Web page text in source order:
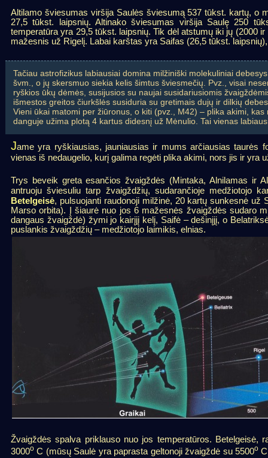
Altilamo šviesumas viršija Saulės šviesumą 537 tūkst. kartų, o
27,5 tūkst. laipsnių. Altinako šviesumas viršija Saulę 250
temperatūra yra 29,5 tūkst. laipsnių. Tik dėl atstumų iki jų (2000
mažesnis už Rigelį. Labai karštas yra Saifas (26,5 tūkst.
Tačiau astrofizikus labiausiai domina milžiniški molekuliniai
švm., o jų skersmuo siekia kelis šimtus šviesmečių. Pvz., visai
ryškios ūkų dėmės, susijusios su naujai susidariusiomis
išmestos greitos čiurkšlės susiduria su gretimais dujų ir dilkių
Vieni ūkai matomi per žiūronus, o kiti (pvz., M42) – plika akimi,
danguje užima plotą 4 kartus didesnį už Mėnulio. Tai vienas
Jame yra ryškiausias, jauniausias ir mums arčiausias taurės
vienas iš nedaugelio, kurį galima regėti plika akimi, nors jis ir yra
Trys beveik greta esančios žvaigždės (Mintaka, Alnilamas ir
antruoju šviesuliu tarp žvaigždžių, sudarančioje medžiotojo
Betelgeisė, pulsuojanti raudonoji milžinė, 20 kartų sunkesnė už
Marso orbita). Į šiaurė nuo jos 6 mažesnės žvaigždės sudaro
dangaus žvaigždė) žymi jo kairįjį kelį, Saifė – dešinįjį, o
puslankis žvaigždžių – medžiotojo laimikis, elnias.
Žvaigždės spalva priklauso nuo jos temperatūros. Betelgeisė,
3000o C (mūsų Saulė yra paprasta geltonoji žvaigždė su 5500o